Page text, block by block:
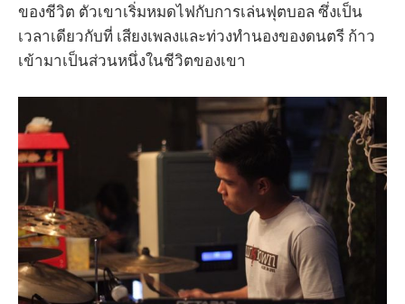
ของชีวิต ตัวเขาเริ่มหมดไฟกับการเล่นฟุตบอล ซึ่งเป็น
เวลาเดียวกับที่ เสียงเพลงและท่วงทำนองของดนตรี ก้าว
เข้ามาเป็นส่วนหนึ่งในชีวิตของเขา